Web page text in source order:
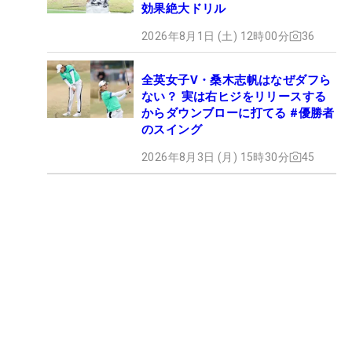
効果絶大ドリル
2026年8月1日 (土) 12時00分 36
全英女子V・桑木志帆はなぜダフら
ない？ 実は右ヒジをリリースする
からダウンブローに打てる #優勝者
のスイング
2026年8月3日 (月) 15時30分 45